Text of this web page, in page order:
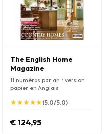
The English Home
Magazine
11 numéros par an • version
papier en Anglais
★
★★
★★
★★
★★
★(5.0/5.0)
€ 124,95